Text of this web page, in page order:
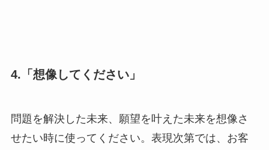
4.「想像してください」
問題を解決した未来、願望を叶えた未来を想像さ
せたい時に使ってください。表現次第では、お客